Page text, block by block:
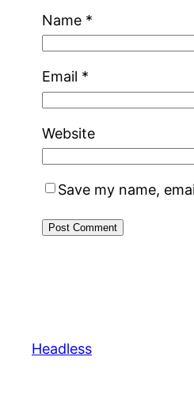
Name *
Email *
Website
Save my name,
Headless